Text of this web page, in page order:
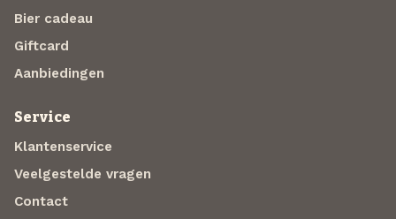
Bier cadeau
Giftcard
Aanbiedingen
Service
Klantenservice
Veelgestelde vragen
Contact